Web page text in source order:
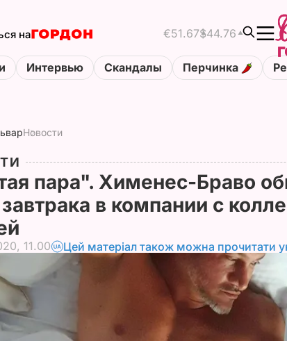
на €51.67$44.76
Интервью Скандалы Перчинка
Новости
пара". Хименес-Браво
в компании с
11.00 Цей матеріал також можна прочитати